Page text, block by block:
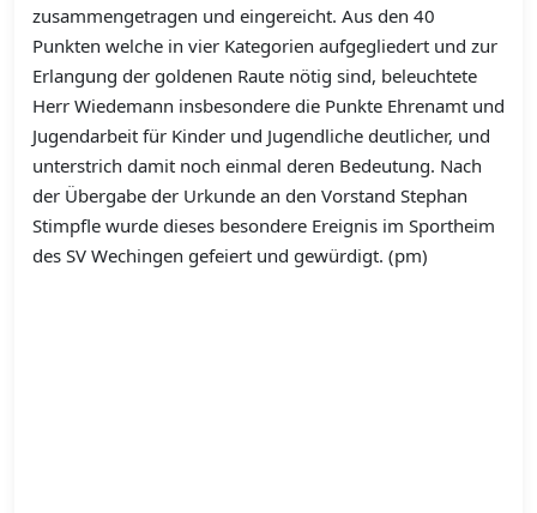
zusammengetragen und eingereicht. Aus den 40
Punkten welche in vier Kategorien aufgegliedert und zur
Erlangung der goldenen Raute nötig sind, beleuchtete
Herr Wiedemann insbesondere die Punkte Ehrenamt und
Jugendarbeit für Kinder und Jugendliche deutlicher, und
unterstrich damit noch einmal deren Bedeutung. Nach
der Übergabe der Urkunde an den Vorstand Stephan
Stimpfle wurde dieses besondere Ereignis im Sportheim
des SV Wechingen gefeiert und gewürdigt. (pm)